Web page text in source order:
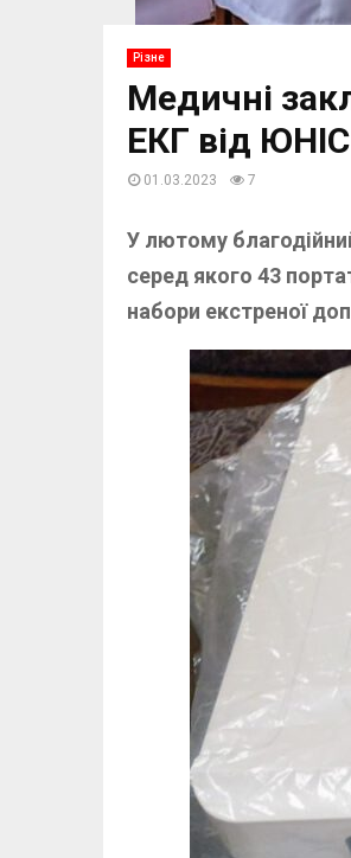
Різне
Медичні
ЕКГ від
01.03.2023 7
У лютому
серед якого 43
набори екстреної